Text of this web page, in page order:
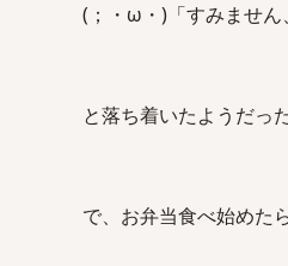
(；・ω・)「すみません
と落ち着いたようだっ
で、お弁当食べ始めた